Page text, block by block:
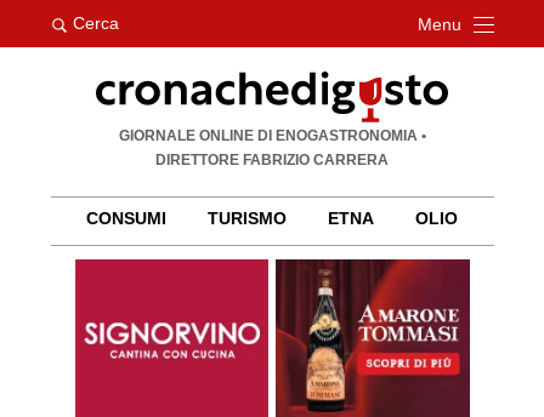
Cerca Menu
per:
GIORNALE ONLINE DI ENOGASTRONOMIA •
DIRETTORE FABRIZIO CARRERA
CONSUMI TURISMO ETNA OLIO